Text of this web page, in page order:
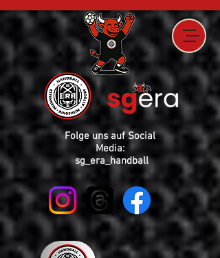
Folge uns auf Social
Media:
sg_era_handball